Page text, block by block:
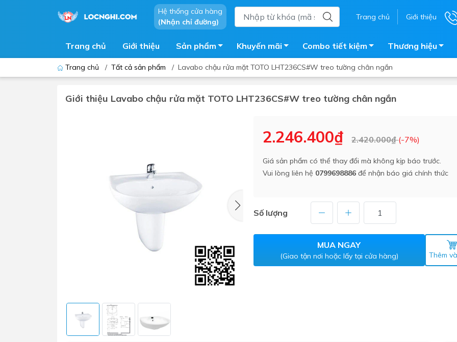
Hệ thống cửa hàng
(Nhận chỉ đường)
Trang chủ Giới thiệu
Trang chủ Giới thiệu Sản phẩm
Vòi chậu - vòi hồ - vòi gắn tường
Lavabo tủ - Lavabo kính
Máy tắm nước nóng điện
Chậu giặt
trời
Bồn bảo ôn
Bồn nhựa tự hoại
Vòi pha nóng lạnh
Vật tư
Máy nước nóng gián tiếp
Khuyến mãi Combo tiết kiệm Thương hiệu
Trang chủ / Tất cả sản phẩm / Lavabo chậu rửa mặt TOTO LHT236CS#W treo tường chân ngắn
Giới thiệu Lavabo chậu rửa mặt TOTO LHT236CS#W treo tường chân ngắn
2.246.400₫ 2.420.000₫(-7%)
Giá sản phẩm có thể thay đổi mà không kịp báo trước.
Vui lòng liên hệ 0799698886 để nhận báo giá chính thức
Số lượng
MUA NGAY
(Giao tận nơi hoặc lấy tại cửa hàng) Thêm